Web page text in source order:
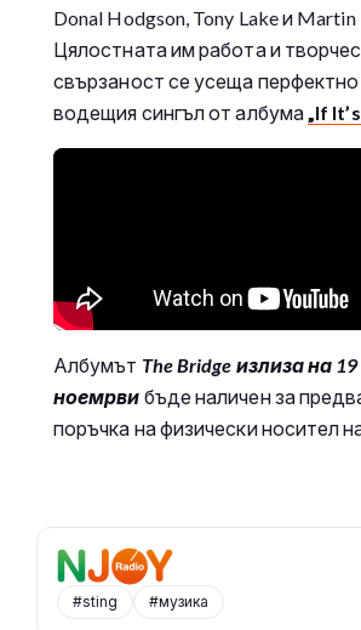
Donal Hodgson, Tony Lake и Martin
Цялостната им работа и
свързаност се усеща
водещия сингъл от албума„If
Албумът The Bridge излиза на 19
ноемрви бъде наличен за
поръчка на физически носител
#sting #музика